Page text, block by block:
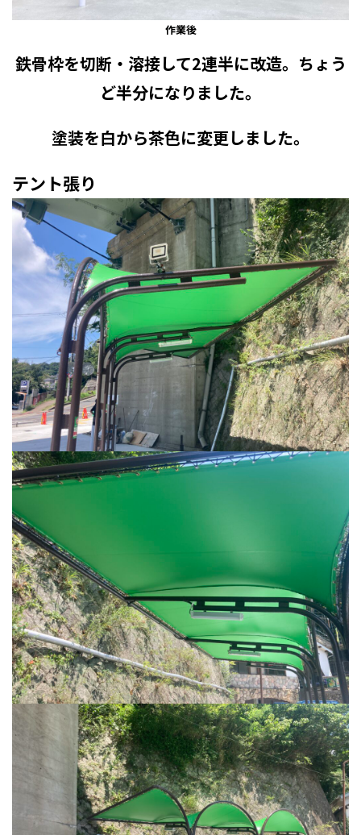
作業後
鉄骨枠を切断・溶接して2連半に改造。ちょう
ど半分になりました。
塗装を白から茶色に変更しました。
テント張り